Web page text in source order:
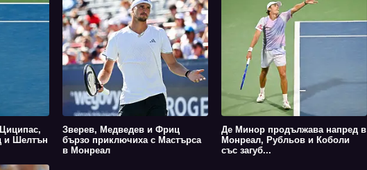
и Шелтън
Зверев, Медведев и Фриц
бързо приключиха с Мастърса
в Монреал
Де Минор продължава напред в
Монреал, Рубльов и Коболи
със загуб...